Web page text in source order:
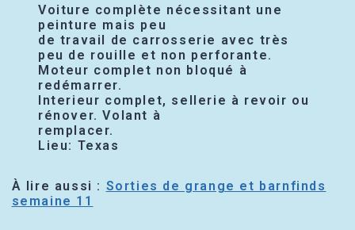
Voiture complète nécessitant une
peinture mais peu
de travail de carrosserie avec très
peu de rouille et non perforante.
Moteur complet non bloqué à
redémarrer.
Interieur complet, sellerie à revoir ou
rénover. Volant à
remplacer.
Lieu: Texas
À lire aussi : Sorties de grange et barnfinds
semaine 11